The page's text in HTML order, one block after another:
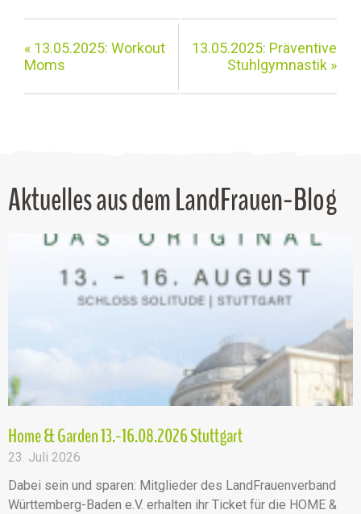
« 13.05.2025: Workout
Moms
13.05.2025: Präventive
Stuhlgymnastik »
Aktuelles aus dem LandFrauen-Blog
Home & Garden 13.-16.08.2026 Stuttgart
23. Juli 2026
Dabei sein und sparen: Mitglieder des LandFrauenverband
Württemberg-Baden e.V. erhalten ihr Ticket für die HOME &